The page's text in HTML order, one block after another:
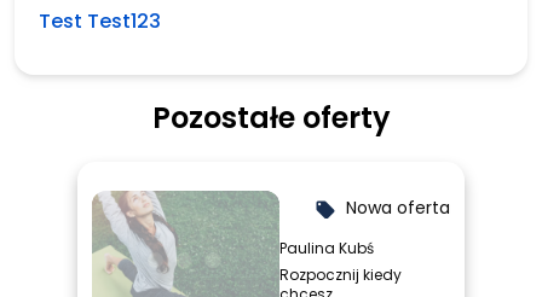
Test Test123
Pozostałe oferty
local_offer Nowa oferta
Paulina Kubś
Rozpocznij kiedy